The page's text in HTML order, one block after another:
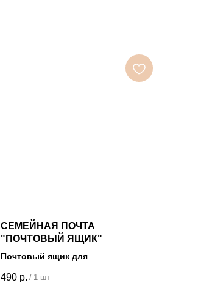
СЕМЕЙНАЯ ПОЧТА
"ПОЧТОВЫЙ ЯЩИК"
Почтовый ящик для
490 р. / 1 шт